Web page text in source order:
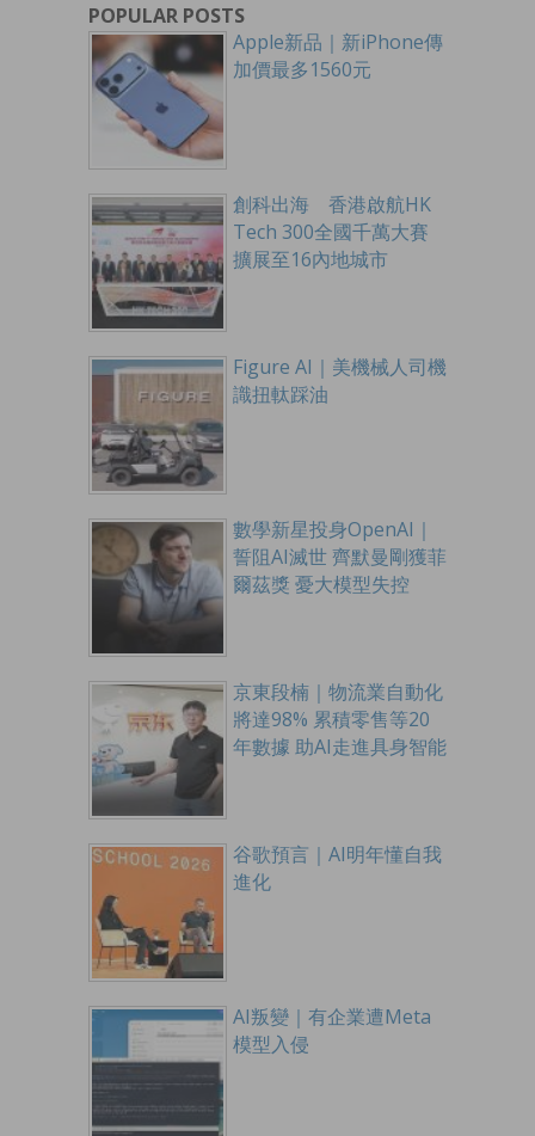
POPULAR POSTS
Apple新品｜新iPhone傳
加價最多1560元
創科出海 香港啟航HK
Tech 300全國千萬大賽
擴展至16內地城市
Figure AI｜美機械人司機
識扭軚踩油
數學新星投身OpenAI｜
誓阻AI滅世 齊默曼剛獲菲
爾茲獎 憂大模型失控
京東段楠｜物流業自動化
將達98% 累積零售等20
年數據 助AI走進具身智能
谷歌預言｜AI明年懂自我
進化
AI叛變｜有企業遭Meta
模型入侵